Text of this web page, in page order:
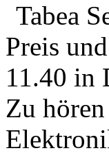
Tabea
Preis
11.40 in
Zu